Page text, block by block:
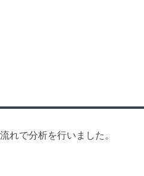
で分析を行いました。